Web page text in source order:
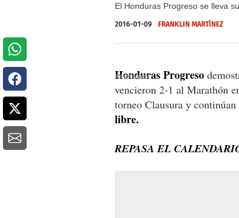
El Honduras Progreso se lleva
2016-01-09 FRANKLIN MARTÍNEZ
Honduras Progreso
vencieron 2-1 al Marathón
torneo Clausura y
libre.
REPASA EL